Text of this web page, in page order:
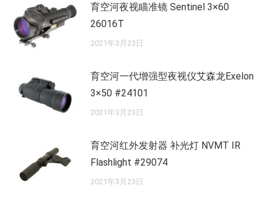
育空河夜视瞄准镜 Sentinel 3×60
26016T
2021年3月23日
育空河一代增强型夜视仪艾森龙Exelon
3×50 #24101
2021年3月23日
育空河红外发射器 补光灯 NVMT IR
Flashlight #29074
2021年3月23日